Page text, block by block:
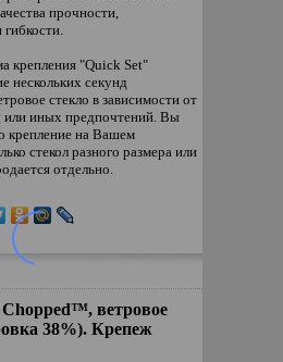
прочности,
крепления "Quick Set"
нескольких секунд
стекло в зависимости от
или иных предпочтений. Вы
крепление на Вашем
стекол разного размера или
отдельно.
ветровое
38%). Крепеж